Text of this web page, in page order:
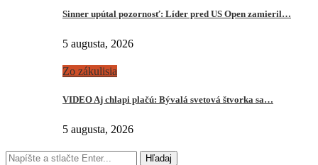
Sinner upútal pozornosť: Líder pred US Open zamieril…
5 augusta, 2026
Zo zákulisia
VIDEO Aj chlapi plačú: Bývalá svetová štvorka sa…
5 augusta, 2026
Hľadaj